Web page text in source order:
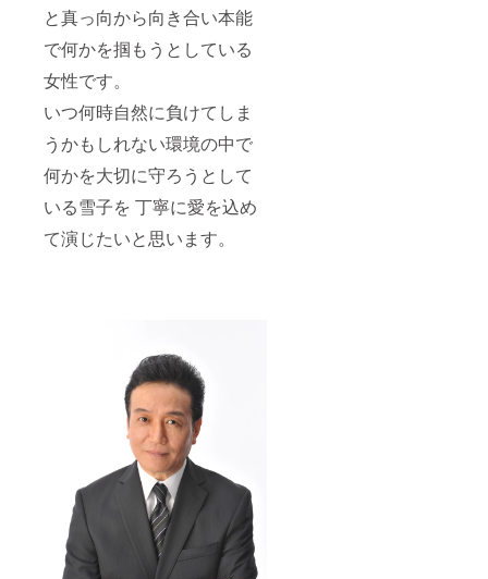
と真っ向から向き合い本能
で何かを掴もうとしている
女性です。
いつ何時自然に負けてしま
うかもしれない環境の中で
何かを大切に守ろうとして
いる雪子を 丁寧に愛を込め
て演じたいと思います。